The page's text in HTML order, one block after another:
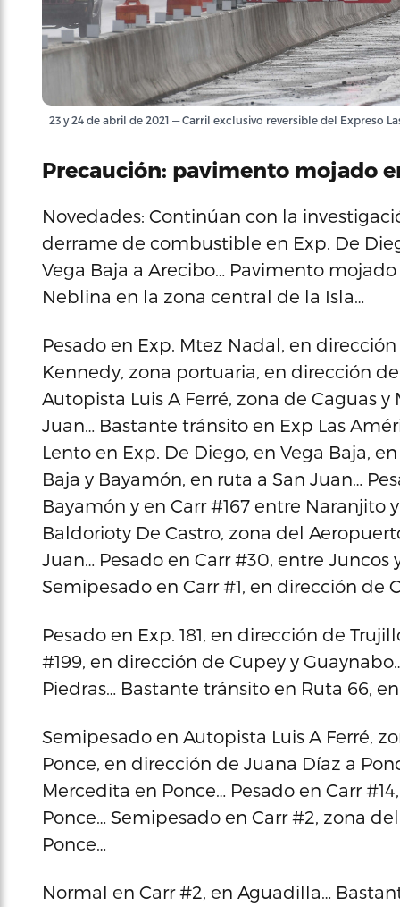
23 y 24 de abril de 2021 — Carril exclusivo reversible del Expreso
Precaución: pavimento mojado
Novedades: Continúan con la
derrame de combustible en Exp. De
Vega Baja a Arecibo… Pavimento
Neblina en la zona central de la Isla…
Pesado en Exp. Mtez Nadal, en
Kennedy, zona portuaria, en dirección
Autopista Luis A Ferré, zona de Caguas
Juan… Bastante tránsito en Exp Las
Lento en Exp. De Diego, en Vega Baja,
Baja y Bayamón, en ruta a San Juan…
Bayamón y en Carr #167 entre Naranjito
Baldorioty De Castro, zona del
Juan… Pesado en Carr #30, entre Juncos
Semipesado en Carr #1, en dirección de
Pesado en Exp. 181, en dirección de
#199, en dirección de Cupey y
Piedras… Bastante tránsito en Ruta 66,
Semipesado en Autopista Luis A Ferré,
Ponce, en dirección de Juana Díaz a
Mercedita en Ponce… Pesado en Carr
Ponce… Semipesado en Carr #2, zona
Ponce…
Normal en Carr #2, en Aguadilla…